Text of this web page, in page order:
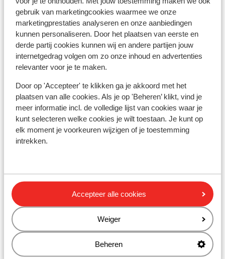
gebruik van marketingcookies waarmee we onze
marketingprestaties analyseren en onze aanbiedingen
kunnen personaliseren. Door het plaatsen van eerste en
derde partij cookies kunnen wij en andere partijen jouw
internetgedrag volgen om zo onze inhoud en advertenties
relevanter voor je te maken.
Door op 'Accepteer' te klikken ga je akkoord met het
plaatsen van alle cookies. Als je op 'Beheren’ klikt, vind je
meer informatie incl. de volledige lijst van cookies waar je
kunt selecteren welke cookies je wilt toestaan. Je kunt op
elk moment je voorkeuren wijzigen of je toestemming
intrekken.
Accepteer alle cookies
Weiger
Beheren
gevallen ook een milieusticker nodig. Het vignet is niet
langs de weg te krijgen, maar alleen online te bestellen.
De Franse politie adviseert het aanvraagformulier en
de bevestiging uit te printen en mee te nemen als het
vignet niet tijdig per post wordt bezorgd. Het
bestelformulier is via deze website te vinden:
ext/cgu
* In Frankrijk is het verplicht te volgende zaken in de
auto te hebben:
Gevarendriehoek en veiligheidsvest met reflecterende
kom bij pech of ongeval. (Veiligheidsvesten zijn o.a. te
koop bij de ANWB) en wanneer je naar Frankrijk reist,
dan ben je ook verplicht een brandblusser in de auto te
hebben.
Eten en drinken:
Du pain, du vin.... Eten is een heel belangrijk deel van het